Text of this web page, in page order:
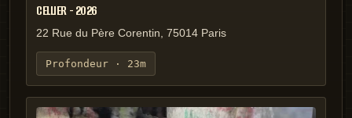
CELLIER - 2026
22 Rue du Père Corentin, 75014 Paris
Profondeur · 23m